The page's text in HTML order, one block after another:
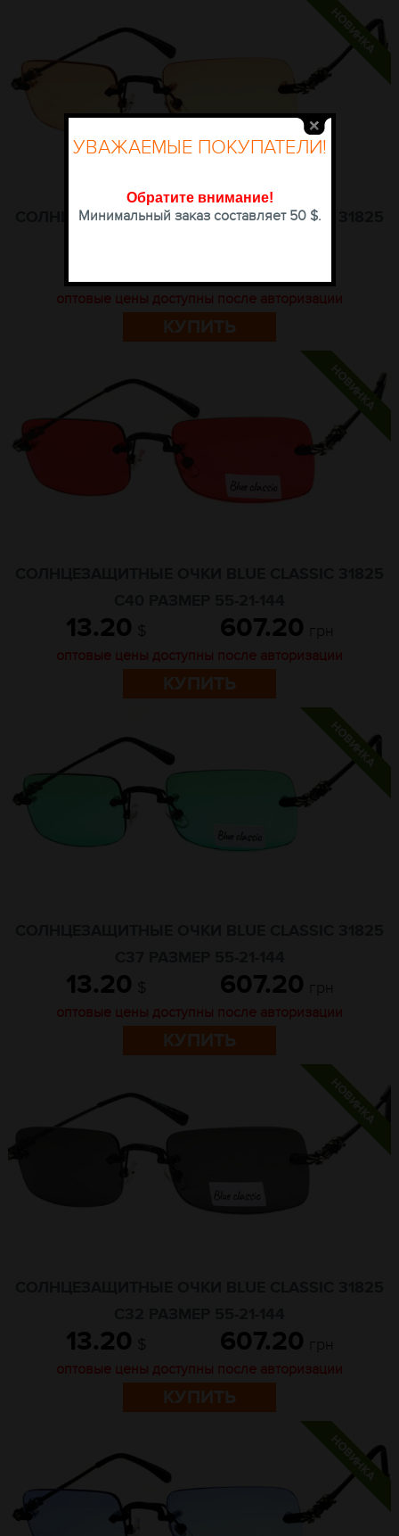
СОЛНЦЕЗАЩИТНЫЕ ОЧКИ BLUE CLASSIC 31825
оптовые цены доступны после авторизации
КУПИТЬ
13.20 $ 607.20 грн
оптовые цены доступны после авторизации
КУПИТЬ
13.20 $ 607.20 грн
оптовые цены доступны после авторизации
КУПИТЬ
13.20 $ 607.20 грн
оптовые цены доступны после авторизации
КУПИТЬ
УВАЖАЕМЫЕ ПОКУПАТЕЛИ!
Обратите внимание!
Минимальный заказ составляет 50 $.